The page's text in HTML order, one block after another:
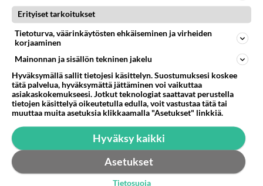
Äänestä Kommentoi
Anonyymi00022
2026-05-26 05:22:16
Äänestä Kommentoi
Anonyymi00023
Lautoihin kompastelee moni,ku vie roskia
säiliöihin.Kenestä on kiinni,ku ei tehdä alustoja
säiliöille. Tälläistkin on rivitaloissa.
Erityiset tarkoitukset
Tietoturva, väärinkäytösten ehkäiseminen ja virheiden
korjaaminen
Mainonnan ja sisällön tekninen jakelu
Hyväksymällä sallit tietojesi käsittelyn. Suostumuksesi koskee
tätä palvelua, hyväksymättä jättäminen voi vaikuttaa
asiakaskokemukseesi. Jotkut teknologiat saattavat perustella
tietojen käsittelyä oikeutetulla edulla, voit vastustaa tätä tai
muuttaa muita asetuksia klikkaamalla "Asetukset" linkkiä.
Hyväksy kaikki
Asetukset
Tietosuoja